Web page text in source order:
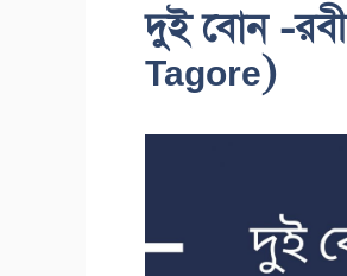
দুই বোন -
Tagore)